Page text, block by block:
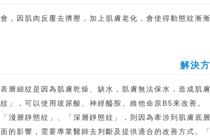
會，因肌肉反覆去擠壓，加上肌膚老化，會使得動態紋漸
解決
表層細紋是因為肌膚乾燥、缺水，肌膚無法保水，造成肌
紋」，可以使用玻尿酸、神經醯胺、維他命原B5來改善。
「淺層靜態紋」、「深層靜態紋」，則因為牽涉到肌膚
面的影響，需要專業醫師去判斷及提供適合的改善方式。